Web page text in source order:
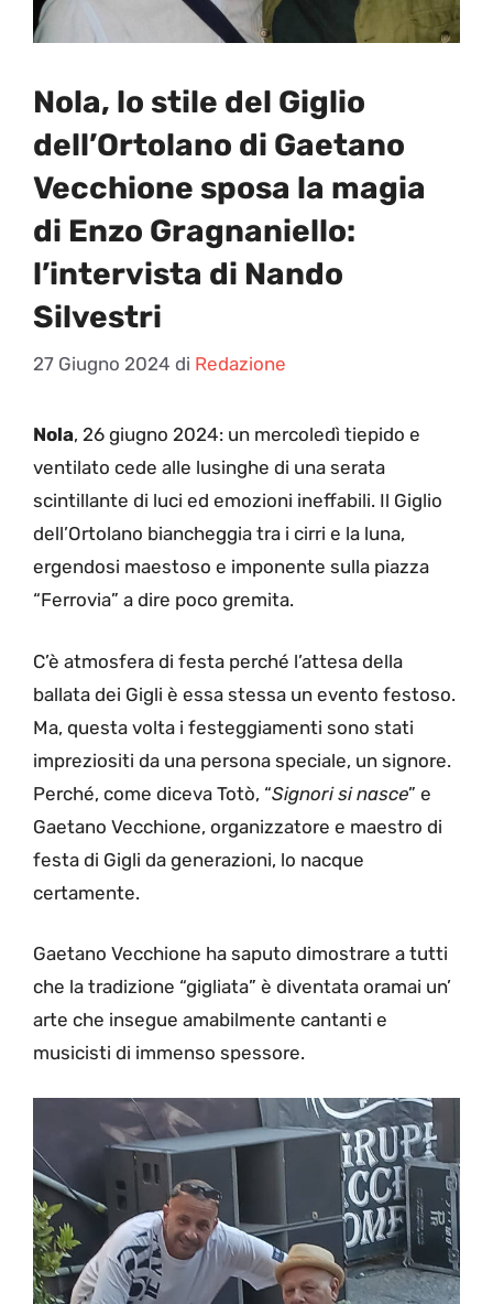
Nola, lo stile del Giglio
dell’Ortolano di Gaetano
Vecchione sposa la magia
di Enzo Gragnaniello:
l’intervista di Nando
Silvestri
27 Giugno 2024 di Redazione
Nola, 26 giugno 2024: un mercoledì tiepido e
ventilato cede alle lusinghe di una serata
scintillante di luci ed emozioni ineffabili. Il Giglio
dell’Ortolano biancheggia tra i cirri e la luna,
ergendosi maestoso e imponente sulla piazza
“Ferrovia” a dire poco gremita.
C’è atmosfera di festa perché l’attesa della
ballata dei Gigli è essa stessa un evento festoso.
Ma, questa volta i festeggiamenti sono stati
impreziositi da una persona speciale, un signore.
Perché, come diceva Totò, “Signori si nasce” e
Gaetano Vecchione, organizzatore e maestro di
festa di Gigli da generazioni, lo nacque
certamente.
Gaetano Vecchione ha saputo dimostrare a tutti
che la tradizione “gigliata” è diventata oramai un’
arte che insegue amabilmente cantanti e
musicisti di immenso spessore.